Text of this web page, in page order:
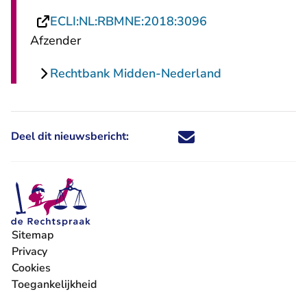
ECLI:NL:RBMNE:2018:3096
Afzender
Rechtbank Midden-Nederland
Deel dit nieuwsbericht: Deel dit nieuwsbericht via X -
Deel dit nieuwsbericht via
Deel dit nieuwsbericht
Deel dit
Sitemap
Privacy
Cookies
Toegankelijkheid